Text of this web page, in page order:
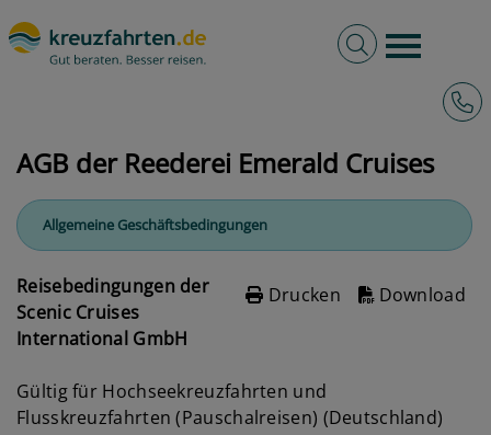
Burger
Volltextsuche
AGB der Reederei Emerald Cruises
Allgemeine Geschäftsbedingungen
Download
Drucken
Reisebedingungen der
Scenic Cruises
International GmbH
Gültig für Hochseekreuzfahrten und
Flusskreuzfahrten (Pauschalreisen) (Deutschland)